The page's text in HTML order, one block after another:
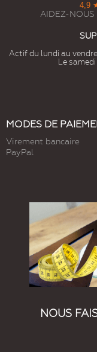
4,9
AIDEZ-NOUS
Actif du lundi au
Le
MODES DE
Virement bancaire
PayPal
NOUS